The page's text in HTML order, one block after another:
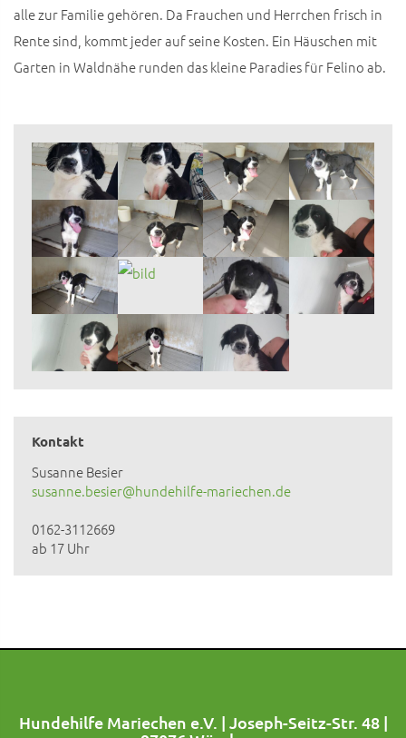
alle zur Familie gehören. Da Frauchen und Herrchen frisch in
Rente sind, kommt jeder auf seine Kosten. Ein Häuschen mit
Garten in Waldnähe runden das kleine Paradies für Felino ab.
Kontakt
Susanne Besier
susanne.besier@hundehilfe-mariechen.de
0162-3112669
ab 17 Uhr
Hundehilfe Mariechen e.V. | Joseph-Seitz-Str. 48 |